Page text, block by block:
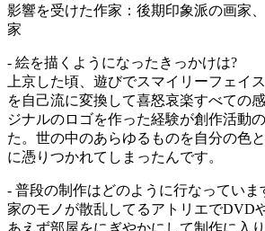
影響を受けた作家：後期印象派の画家
家
- 絵を描くようになったきっかけは?
上京した頃、遊びでスマイリーフェイ
を自己流に変換して喜怒哀楽すべての
ジナルのロゴを作った経験が創作活動
た。世の中のあらゆるものを自分の色
に憑りつかれてしまったんです。
- 普段の制作はどのように行なっていま
家のモノが散乱してるアトリエでDVD
あえず部屋をにぎやかにして制作に入